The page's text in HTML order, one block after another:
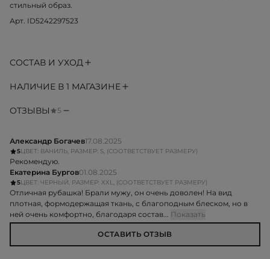
стильный образ.
Арт. ID5242297523
СОСТАВ И УХОД
НАЛИЧИЕ В 1 МАГАЗИНЕ
ОТЗЫВЫ 5
Александр Богачев17.08.2025
5ЦВЕТ: ВАНИЛЬ, РАЗМЕР: S, (СООТВЕТСТВУЕТ РАЗМЕРУ)
Рекомендую.
Екатерина Бургов01.08.2025
5ЦВЕТ: ЧЕРНЫЙ, РАЗМЕР: XXL, (СООТВЕТСТВУЕТ РАЗМЕРУ)
Отличная рубашка! Брали мужу, он очень доволен! На вид
плотная, формодержащая ткань, с благоподным блеском, но в
ней очень комфортно, благодаря состав... Показать
ОСТАВИТЬ ОТЗЫВ